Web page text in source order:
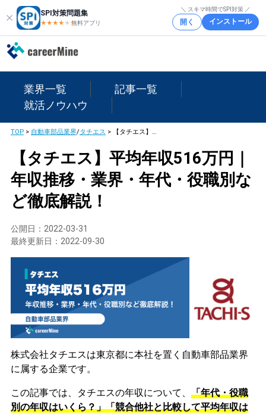
SPI対策問題集
★★★★ ★★
無料アプリ
＼ スキマ時間でSPI対策 ／
開く インストール
業界一覧
記事一覧
就活ノウハウ
TOP> 自動車部品業界/タチエス > 【タチエス】平均年収516万円｜年収推移・業界・年代・役職別など徹底解説！
【タチエス】平均年収516万円｜
年収推移・業界・年代・役職別な
ど徹底解説！
公開日： 2022-03-31
最終更新日： 2022-09-30
株式会社タチエスは東京都に本社を置く自動車部品業界
に属する企業です。
この記事では、タチエスの年収について、 「年代・役職
別の年収はいくら？」「競合他社と比較して平均年収は